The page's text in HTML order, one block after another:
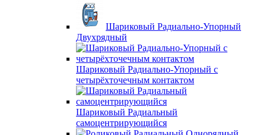
Шариковый Радиально-Упорный
Двухрядный
Шариковый Радиально-Упорный с
четырёхточечным контактом
Шариковый Радиальный
самоцентрирующийся